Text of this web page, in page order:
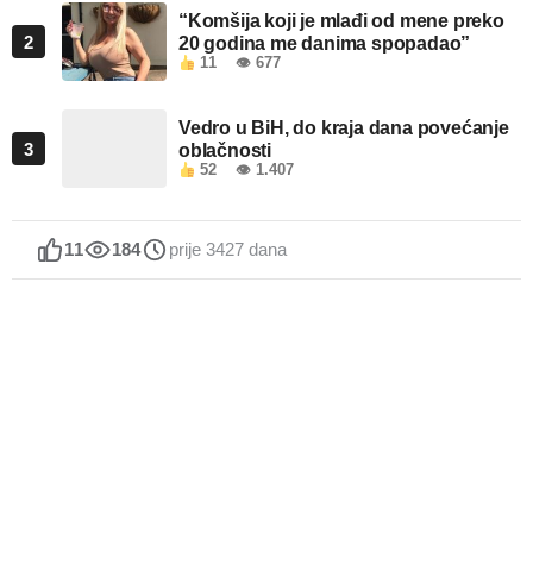
2
“Komšija koji je mlađi od mene preko
20 godina me danima spopadao”
11 👁 677
3
Vedro u BiH, do kraja dana povećanje
oblačnosti
52 👁 1.407
11 184 prije 3427 dana